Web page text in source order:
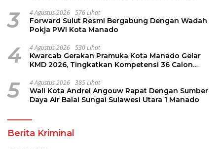
3 4 Agustus 2026 576 Lihat
Forward Sulut Resmi Bergabung Dengan Wadah
Pokja PWI Kota Manado
4 4 Agustus 2026 530 Lihat
Kwarcab Gerakan Pramuka Kota Manado Gelar
KMD 2026, Tingkatkan Kompetensi 36 Calon
5 4 Agustus 2026 385 Lihat
Wali Kota Andrei Angouw Rapat Dengan Sumber
Daya Air Balai Sungai Sulawesi Utara 1 Manado
Berita Kriminal